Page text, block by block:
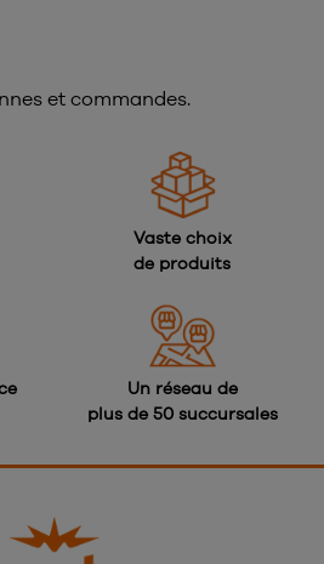
et commandes.
Vaste choix
de produits
Un réseau de
plus de 50 succursales